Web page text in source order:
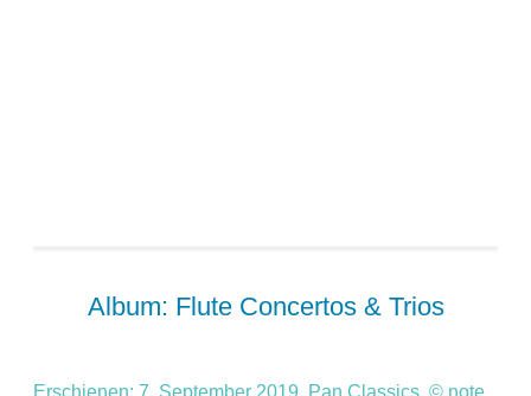
Album: Flute Concertos & Trios
Erschienen: 7. September 2019, Pan Classics, © note